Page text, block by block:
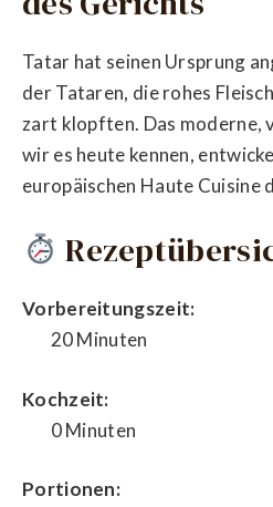
Tatar hat seinen Ursprung
der Tataren, die rohes
zart klopften. Das moderne,
wir es heute kennen,
europäischen Haute Cuisine
Vorbereitungszeit:
20 Minuten
Kochzeit:
0 Minuten
Portionen: